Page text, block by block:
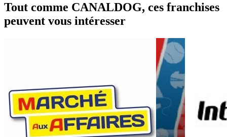
Tout comme CANALDOG, ces franchises
peuvent vous intéresser